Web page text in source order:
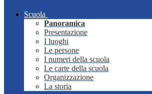
Scuola
Panoramica
Presentazione
I luoghi
Le persone
I numeri della scuola
Le carte della scuola
Organizzazione
La storia